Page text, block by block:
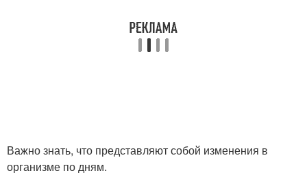
Важно знать, что представляют собой изменения в
организме по дням.